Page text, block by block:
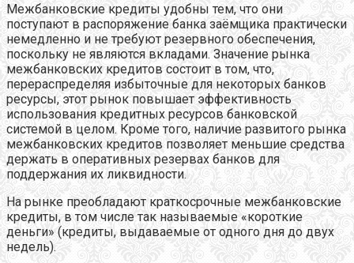
Межбанковские кредиты удобны тем, что они
поступают в распоряжение банка заёмщика практически
немедленно и не требуют резервного обеспечения,
поскольку не являются вкладами. Значение рынка
межбанковских кредитов состоит в том, что,
перераспределяя избыточные для некоторых банков
ресурсы, этот рынок повышает эффективность
использования кредитных ресурсов банковской
системой в целом. Кроме того, наличие развитого рынка
межбанковских кредитов позволяет меньшие средства
держать в оперативных резервах банков для
поддержания их ликвидности.
На рынке преобладают краткосрочные межбанковские
кредиты, в том числе так называемые «короткие
деньги» (кредиты, выдаваемые от одного дня до двух
недель).